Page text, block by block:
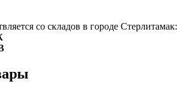
со складов в городе Стерлитамак: